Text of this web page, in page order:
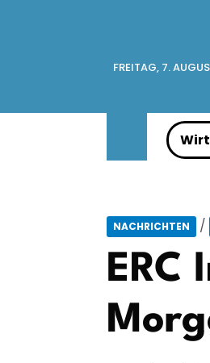
FREITAG, 7.
NACHRICHTEN /